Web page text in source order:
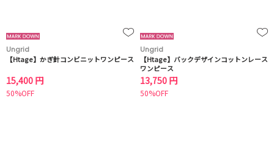
Ungrid
【Htage】かぎ針コンビニットワンピース
15,400 円
50%OFF
Ungrid
【Htage】バックデザインコットンレース
ワンピース
13,750 円
50%OFF